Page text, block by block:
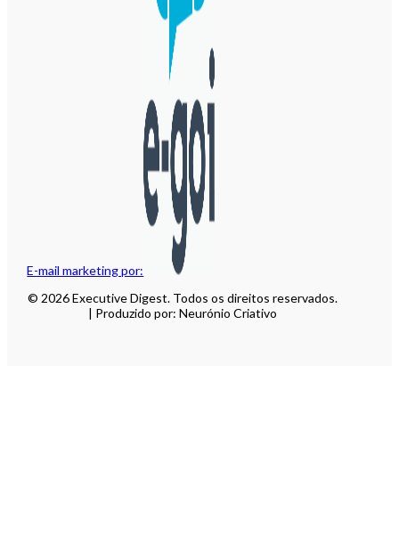
E-mail marketing por:
© 2026 Executive Digest. Todos os direitos reservados.
| Produzido por: Neurónio Criativo